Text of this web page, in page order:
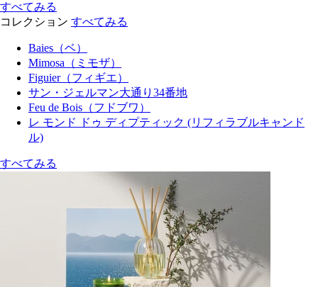
すべてみる
コレクション すべてみる
Baies（ベ）
Mimosa（ミモザ）
Figuier（フィギエ）
サン・ジェルマン大通り34番地
Feu de Bois（フドブワ）
レ モンド ドゥ ディプティック (リフィラブルキャンド
ル)
すべてみる